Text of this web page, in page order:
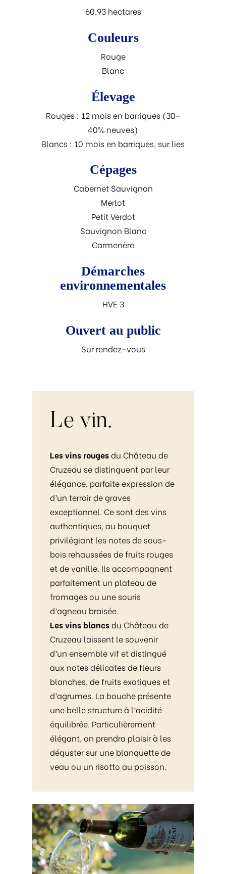
60,93 hectares
Couleurs
Rouge
Blanc
Élevage
Rouges : 12 mois en barriques (30-
40% neuves)
Blancs : 10 mois en barriques, sur lies
Cépages
Cabernet Sauvignon
Merlot
Petit Verdot
Sauvignon Blanc
Carmenère
Démarches
environnementales
HVE 3
Ouvert au public
Sur rendez-vous
Le vin.
Les vins rougesdu Château de
Cruzeau se distinguent par leur
élégance, parfaite expression de
d’un terroir de graves
exceptionnel. Ce sont des vins
authentiques, au bouquet
privilégiant les notes de sous-
bois rehaussées de fruits rouges
et de vanille. Ils accompagnent
parfaitement un plateau de
fromages ou une souris
d’agneau braisée.
Les vins blancsdu Château de
Cruzeau laissent le souvenir
d’un ensemble vif et distingué
aux notes délicates de fleurs
blanches, de fruits exotiques et
d’agrumes. La bouche présente
une belle structure à l’acidité
équilibrée. Particulièrement
élégant, on prendra plaisir à les
déguster sur une blanquette de
veau ou un risotto au poisson.